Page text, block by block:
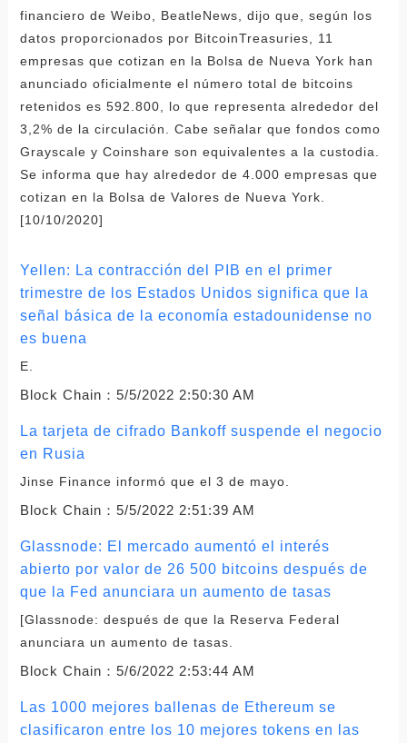
financiero de Weibo, BeatleNews, dijo que, según los
datos proporcionados por BitcoinTreasuries, 11
empresas que cotizan en la Bolsa de Nueva York han
anunciado oficialmente el número total de bitcoins
retenidos es 592.800, lo que representa alrededor del
3,2% de la circulación. Cabe señalar que fondos como
Grayscale y Coinshare son equivalentes a la custodia.
Se informa que hay alrededor de 4.000 empresas que
cotizan en la Bolsa de Valores de Nueva York.
[10/10/2020]
Yellen: La contracción del PIB en el primer
trimestre de los Estados Unidos significa que la
señal básica de la economía estadounidense no
es buena
E.
Block Chain： 5/5/2022 2:50:30 AM
La tarjeta de cifrado Bankoff suspende el negocio
en Rusia
Jinse Finance informó que el 3 de mayo.
Block Chain： 5/5/2022 2:51:39 AM
Glassnode: El mercado aumentó el interés
abierto por valor de 26 500 bitcoins después de
que la Fed anunciara un aumento de tasas
[Glassnode: después de que la Reserva Federal
anunciara un aumento de tasas.
Block Chain： 5/6/2022 2:53:44 AM
Las 1000 mejores ballenas de Ethereum se
clasificaron entre los 10 mejores tokens en las